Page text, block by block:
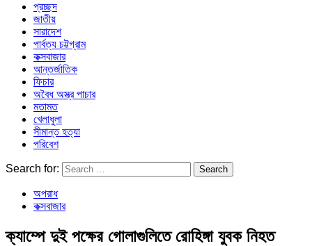
Southeast Asia Journal
প্রচ্ছদ
জাতীয়
সারাদেশ
পার্বত্য চট্টগ্রাম
কক্সবাজার
আন্তর্জাতিক
ফিচার
অবৈধ অস্ত্র পাচার
মতামত
খেলাধুলা
সীমান্ত হত্যা
পরিবেশ
Search for:
অপরাধ
কক্সবাজার
ক্যাম্পে দুই পক্ষের গোলাগুলিতে রোহিঙ্গা যুবক নিহত